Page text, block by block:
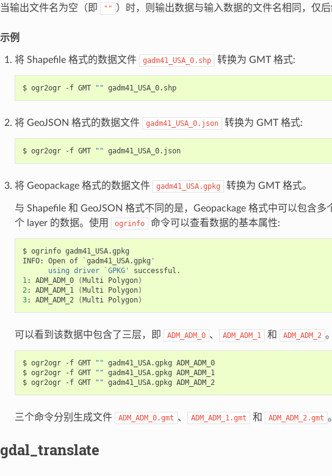
当输出文件名为空（即 "" ）时，则输出数据与输入数据的文件名相同，仅
示例
将 Shapefile 格式的数据文件 gadm41_USA_0.shp 转换为 GMT 格式:
$ ogr2ogr -f GMT "" gadm41_USA_0.shp
将 GeoJSON 格式的数据文件 gadm41_USA_0.json 转换为 GMT 格式:
$ ogr2ogr -f GMT "" gadm41_USA_0.json
将 Geopackage 格式的数据文件 gadm41_USA.gpkg 转换为 GMT 格式。
与 Shapefile 和 GeoJSON 格式不同的是，Geopackage 格式中可以包含
个 layer 的数据。使用
ogrinfo 命令可以查看数据的基本属性:
$ ogrinfo gadm41_USA.gpkg
INFO:
Open of ` gadm41_USA.gpkg '
      using driver `GPKG'
1: ADM_ADM_0 (Multi Polygon)
2: ADM_ADM_1 (Multi Polygon)
3: ADM_ADM_2 (Multi Polygon)
可以看到该数据中包含了三层，即 ADM_ADM_0 、 ADM_ADM_1 和 ADM_ADM_2
$ ogr2ogr -f GMT "" gadm41_USA.gpkg ADM_ADM_0
$ ogr2ogr -f GMT "" gadm41_USA.gpkg ADM_ADM_1
$ ogr2ogr -f GMT "" gadm41_USA.gpkg ADM_ADM_2
三个命令分别生成文件 ADM_ADM_0.gmt 、 ADM_ADM_1.gmt 和 ADM_ADM_2.gmt
gdal_translate